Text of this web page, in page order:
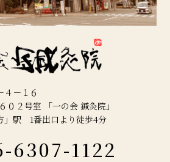
－１６
０２号室 「一の会 鍼灸院」
」駅 1番出口より徒歩4分
6307-1122